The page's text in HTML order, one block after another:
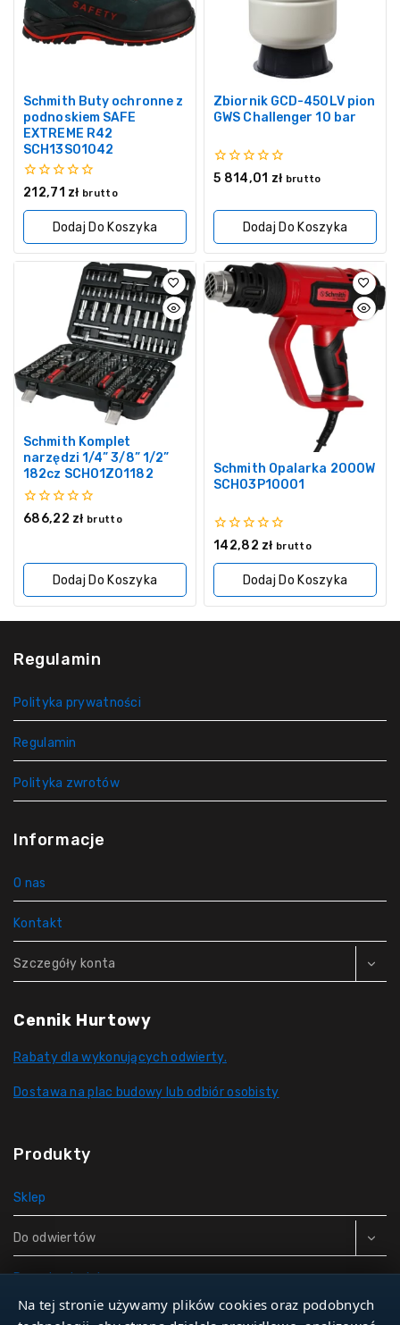
Schmith Buty ochronne z
podnoskiem SAFE
EXTREME R42
SCH13S01042
0
5
212,71 zł brutto
Dodaj Do Koszyka
Zbiornik GCD-450LV pion
GWS Challenger 10 bar
0
5 814,01 zł brutto
Dodaj Do Koszyka
Schmith Komplet
narzędzi 1/4” 3/8” 1/2”
182cz SCH01Z01182
0
686,22 zł brutto
Dodaj Do Koszyka
Schmith Opalarka 2000W
SCH03P10001
0
5
142,82 zł brutto
Dodaj Do Koszyka
Regulamin
Polityka prywatności
Regulamin
Polityka zwrotów
Informacje
O nas
Kontakt
Szczegóły konta
Cennik Hurtowy
Rabaty dla wykonujących odwierty.
Dostawa na plac budowy lub odbiór osobisty
Produkty
Sklep
Do odwiertów
Rury do studni
Zbiorniki hydroforowe
Na tej stronie używamy plików cookies oraz podobnych